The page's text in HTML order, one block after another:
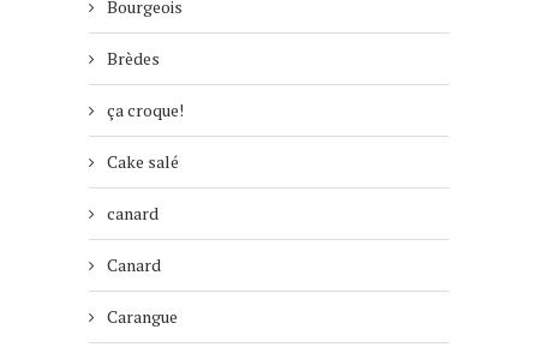
Bourgeois
Brèdes
ça croque!
Cake salé
canard
Canard
Carangue